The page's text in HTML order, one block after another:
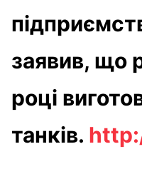
заявив, що
році
танків.